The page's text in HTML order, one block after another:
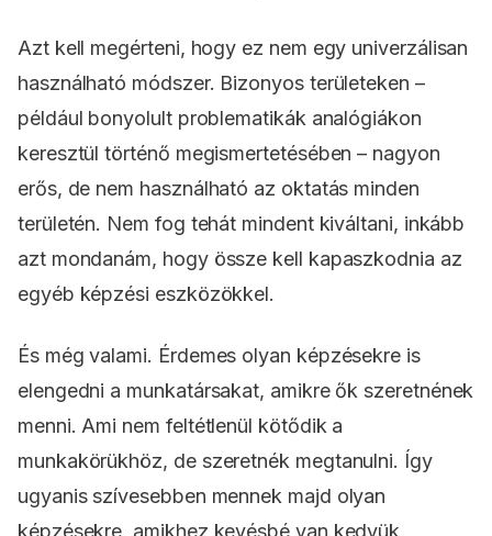
Azt kell megérteni, hogy ez nem egy univerzálisan
használható módszer. Bizonyos területeken –
például bonyolult problematikák analógiákon
keresztül történő megismertetésében – nagyon
erős, de nem használható az oktatás minden
területén. Nem fog tehát mindent kiváltani, inkább
azt mondanám, hogy össze kell kapaszkodnia az
egyéb képzési eszközökkel.
És még valami. Érdemes olyan képzésekre is
elengedni a munkatársakat, amikre ők szeretnének
menni. Ami nem feltétlenül kötődik a
munkakörükhöz, de szeretnék megtanulni. Így
ugyanis szívesebben mennek majd olyan
képzésekre, amikhez kevésbé van kedvük,